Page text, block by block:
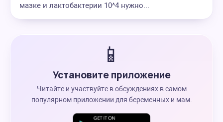
мазке и лактобактерии 10^4 нужно...
📱
Установите приложение
Читайте и участвуйте в обсуждениях в самом
популярном приложении для беременных и мам.